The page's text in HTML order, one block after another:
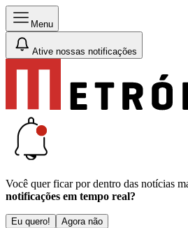
Menu
Ative nossas notificações
Você quer ficar por dentro das notícias
notificações em tempo real?
Eu quero! Agora não